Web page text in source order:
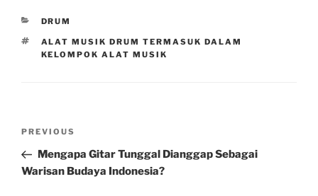
CATEGORIES
DRUM
TAGS
ALAT MUSIK DRUM TERMASUK DALAM
KELOMPOK ALAT MUSIK
Previous
Post
PREVIOUS
Mengapa Gitar Tunggal Dianggap Sebagai
Warisan Budaya Indonesia?